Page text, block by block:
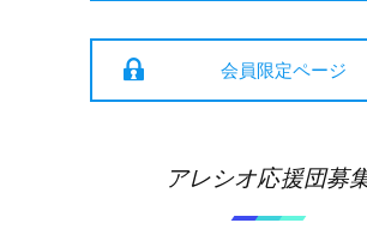
会員限定ペ
アレシオ応援団募